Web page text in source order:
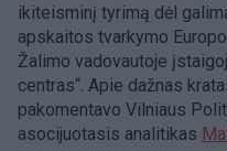
ikiteisminį tyrimą dėl
apskaitos tvarkymo
Žalimo vadovautoje
centras“. Apie dažnas
pakomentavo Vilniaus
asocijuotasis analitikas